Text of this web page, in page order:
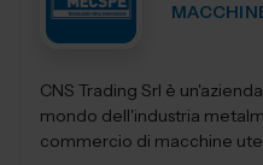
CNS Trading Srl è
mondo dell'industria
commercio di macchine